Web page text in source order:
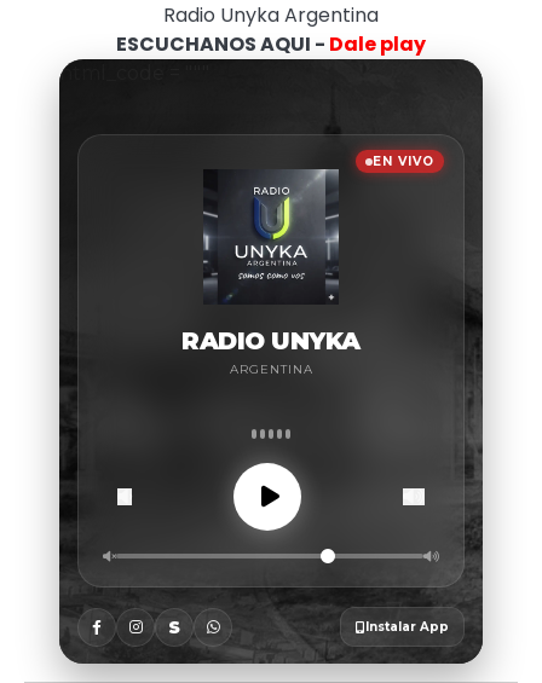
Radio Unyka Argentina
ESCUCHANOS AQUI - Dale play